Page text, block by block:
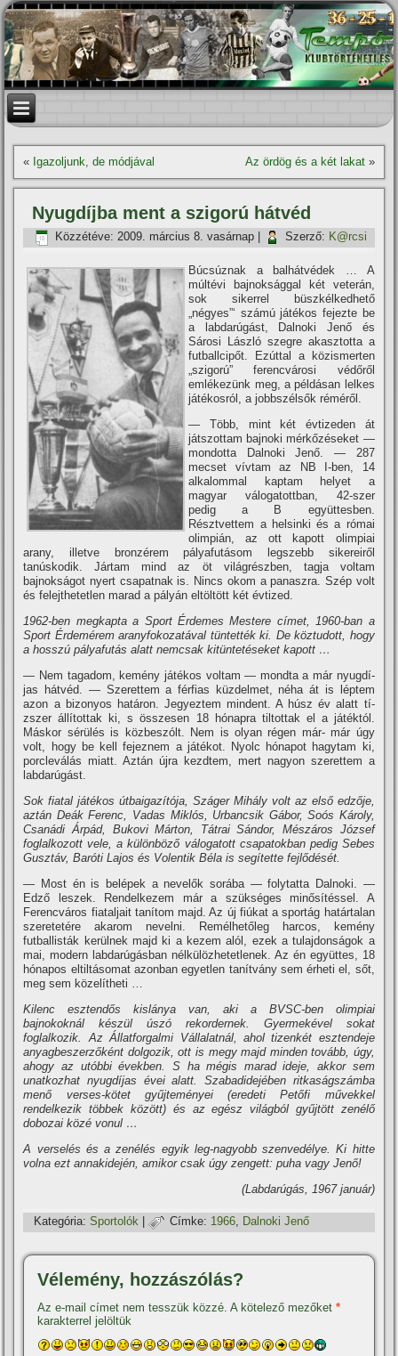
« Igazoljunk, de módjával Az ördög és a két lakat»
Nyugdí­jba ment a szigorú hátvéd
Közzétéve: 2009. március 8. vasárnap Szerző: K@rcsi
Búcsúznak a balhátvédek … A
múltévi bajnoksággal két veterán,
sok sikerrel büszkélkedhető
„négyes”‘ számú játékos fejezte be
a labdarúgást, Dalnoki Jenő és
Sárosi László szegre akasztotta a
futballcipőt. Ezúttal a közismerten
„szigorú” ferencvárosi védőről
emlékezünk meg, a példásan lelkes
játékosról, a jobbszélsők réméről.
— Több, mint két évtizeden át
játszottam bajnoki mérkőzéseket —
mondotta Dalnoki Jenő. — 287
mecset ví­vtam az NB I-ben, 14
alkalommal kaptam helyet a
magyar válogatottban, 42-szer
pedig a B együttesben.
Résztvettem a helsinki és a római
olimpián, az ott kapott olimpiai
arany, illetve bronzérem pályafutásom legszebb sikereiről
tanúskodik. Jártam mind az öt világrészben, tagja voltam
bajnokságot nyert csapatnak is. Nincs okom a panaszra. Szép volt
és felejthetetlen marad a pályán eltöltött két évtized.
1962-ben megkapta a Sport Érdemes Mestere cí­met, 1960-ban a
Sport Érdemérem aranyfokozatával tüntették ki. De köztudott, hogy
a hosszú pályafutás alatt nemcsak kitüntetéseket kapott …
— Nem tagadom, kemény játékos voltam — mondta a már nyugdí­
jas hátvéd. — Szerettem a férfias küzdelmet, néha át is léptem
azon a bizonyos határon. Jegyeztem mindent. A húsz év alatt tí­
zszer állí­tottak ki, s összesen 18 hónapra tiltottak el a játéktól.
Máskor sérülés is közbeszólt. Nem is olyan régen már- már úgy
volt, hogy be kell fejeznem a játékot. Nyolc hónapot hagytam ki,
porcleválás miatt. Aztán újra kezdtem, mert nagyon szerettem a
labdarúgást.
Sok fiatal játékos útbaigazí­tója, Száger Mihály volt az első edzője,
aztán Deák Ferenc, Vadas Miklós, Urbancsik Gábor, Soós Károly,
Csanádi Árpád, Bukovi Márton, Tátrai Sándor, Mészáros József
foglalkozott vele, a különböző válogatott csapatokban pedig Sebes
Gusztáv, Baróti Lajos és Volentik Béla is segí­tette fejlődését.
— Most én is belépek a nevelők sorába — folytatta Dalnoki. —
Edző leszek. Rendelkezem már a szükséges minősí­téssel. A
Ferencváros fiataljait taní­tom majd. Az új fiúkat a sportág határtalan
szeretetére akarom nevelni. Remélhetőleg harcos, kemény
futballisták kerülnek majd ki a kezem alól, ezek a tulajdonságok a
mai, modern labdarúgásban nélkülözhetetlenek. Az én együttes, 18
hónapos eltiltásomat azonban egyetlen taní­tvány sem érheti el, sőt,
meg sem közelí­theti …
Kilenc esztendős kislánya van, aki a BVSC-ben olimpiai
bajnokoknál készül úszó rekordernek. Gyermekével sokat
foglalkozik. Az Állatforgalmi Vállalatnál, ahol tizenkét esztendeje
anyagbeszerzőként dolgozik, ott is megy majd minden tovább, úgy,
ahogy az utóbbi években. S ha mégis marad ideje, akkor sem
unatkozhat nyugdí­jas évei alatt. Szabadidejében ritkaságszámba
menő verses-kötet gyűjteményei (eredeti Petőfi művekkel
rendelkezik többek között) és az egész világból gyűjtött zenélő
dobozai közé vonul …
A verselés és a zenélés egyik leg-nagyobb szenvedélye. Ki hitte
volna ezt annakidején, amikor csak úgy zengett: puha vagy Jenő!
(Labdarúgás, 1967 január)
Kategória: Sportolók | Címke: 1966, Dalnoki Jenő
Vélemény, hozzászólás?
Az e-mail címet nem tesszük közzé. A kötelező mezőket*
karakterrel jelöltük